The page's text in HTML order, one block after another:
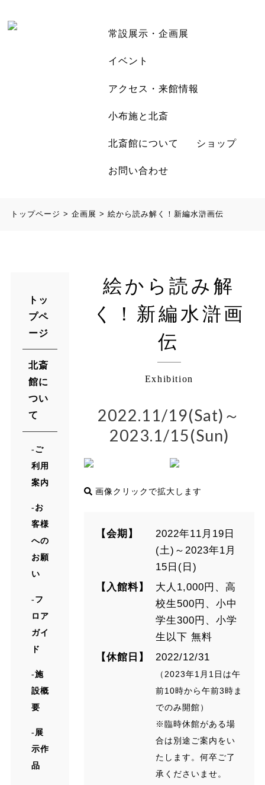
常設展示・企画展
イベント
アクセス・来館情報
小布施と北斎
北斎館について ショップ
お問い合わせ
トップページ > 企画展 > 絵から読み解く！新編水滸画伝
絵から読み解
く！新編水滸画
伝
Exhibition
2022.11/19(Sat)～
2023.1/15(Sun)
画像クリックで拡大します
【会期】
2022年11月19日
(土)～2023年1月
15日(日)
【入館料】
大人1,000円、高
校生500円、小中
学生300円、小学
生以下 無料
【休館日】
2022/12/31
（2023年1月1日は午
前10時から午前3時ま
でのみ開館）
※臨時休館がある場
合は別途ご案内をい
たします。何卒ご了
承くださいませ。
トッ
プペ
ージ
北斎
館に
つい
て
ご
利用
案内
お
客様
への
お願
い
フ
ロア
ガイ
ド
施
設概
要
展
示作
品